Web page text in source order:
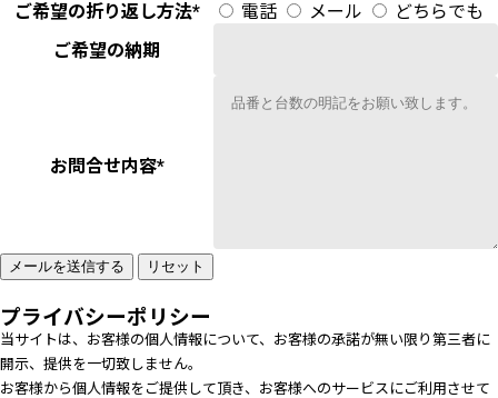
ご希望の折り返し方法* 電話 メール
どちらでも
ご希望の納期
お問合せ内容*
プライバシーポリシー
当サイトは、お客様の個人情報について、お客様の承諾が無い限り第三者に
開示、提供を一切致しません。
お客様から個人情報をご提供して頂き、お客様へのサービスにご利用させて